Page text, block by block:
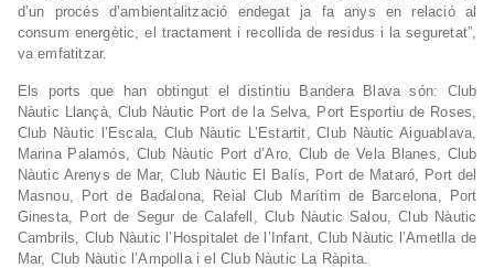
d’un procés d’ambientalització endegat ja fa anys en relació al
consum energètic, el tractament i recollida de residus i la seguretat”,
va emfatitzar.
Els ports que han obtingut el distintiu Bandera Blava són: Club
Nàutic Llançà, Club Nàutic Port de la Selva, Port Esportiu de Roses,
Club Nàutic l’Escala, Club Nàutic L’Estartit, Club Nàutic Aiguablava,
Marina Palamós, Club Nàutic Port d’Aro, Club de Vela Blanes, Club
Nàutic Arenys de Mar, Club Nàutic El Balís, Port de Mataró, Port del
Masnou, Port de Badalona, Reial Club Marítim de Barcelona, Port
Ginesta, Port de Segur de Calafell, Club Nàutic Salou, Club Nàutic
Cambrils, Club Nàutic l’Hospitalet de l’Infant, Club Nàutic l’Ametlla de
Mar, Club Nàutic l’Ampolla i el Club Nàutic La Ràpita.